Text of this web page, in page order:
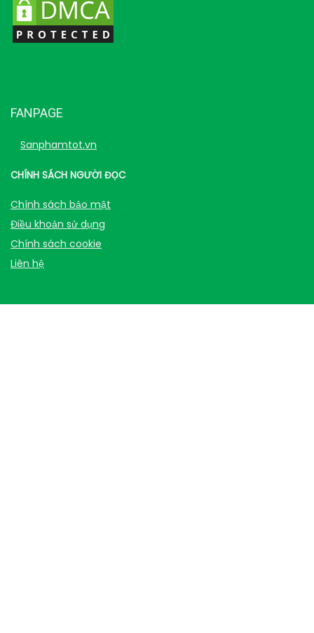
FANPAGE
Sanphamtot.vn
CHÍNH SÁCH NGƯỜI ĐỌC
Chính sách bảo mật
Điều khoản sử dụng
Chính sách cookie
Liên hệ